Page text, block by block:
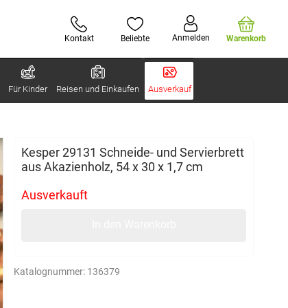
Kontakt Beliebte Anmelden Warenkorb
Für Kinder Reisen und Einkaufen Ausverkauf
Kesper 29131 Schneide- und Servierbrett
aus Akazienholz, 54 x 30 x 1,7 cm
Ausverkauft
Katalognummer: 136379